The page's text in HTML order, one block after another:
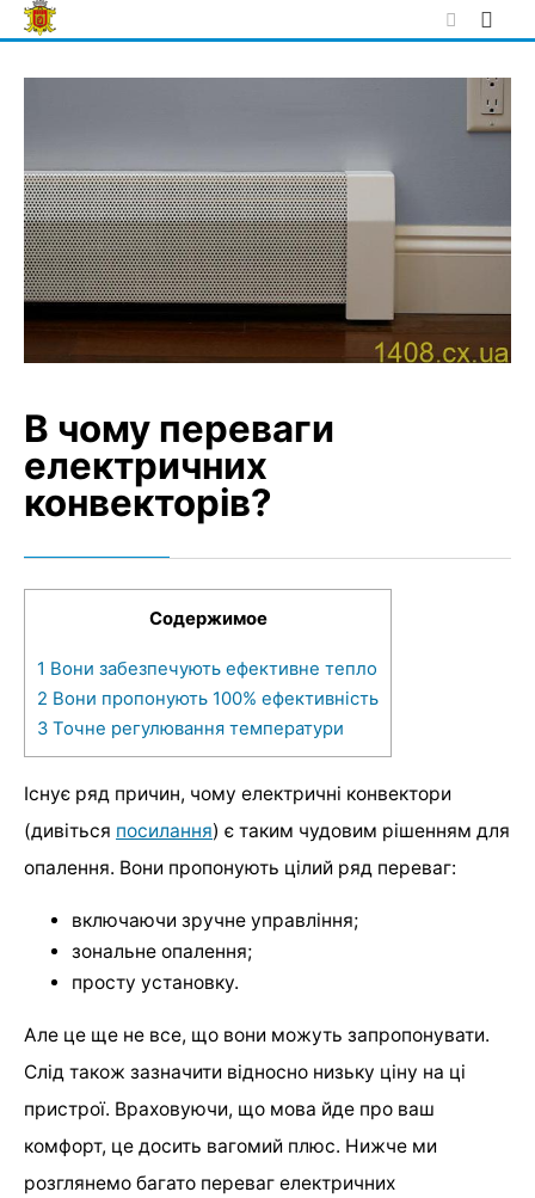
Skip
to
В чому переваги
електричних
конвекторів?
Содержимое
1 Вони забезпечують ефективне тепло
2 Вони пропонують 100% ефективність
3 Точне регулювання температури
Існує ряд причин, чому електричні конвектори
(дивіться посилання) є таким чудовим рішенням для
опалення. Вони пропонують цілий ряд переваг:
включаючи зручне управління;
зональне опалення;
просту установку.
Але це ще не все, що вони можуть запропонувати.
Слід також зазначити відносно низьку ціну на ці
пристрої. Враховуючи, що мова йде про ваш
комфорт, це досить вагомий плюс. Нижче ми
розглянемо багато переваг електричних